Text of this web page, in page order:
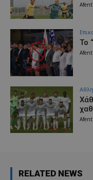
Το
RELATED NEWS